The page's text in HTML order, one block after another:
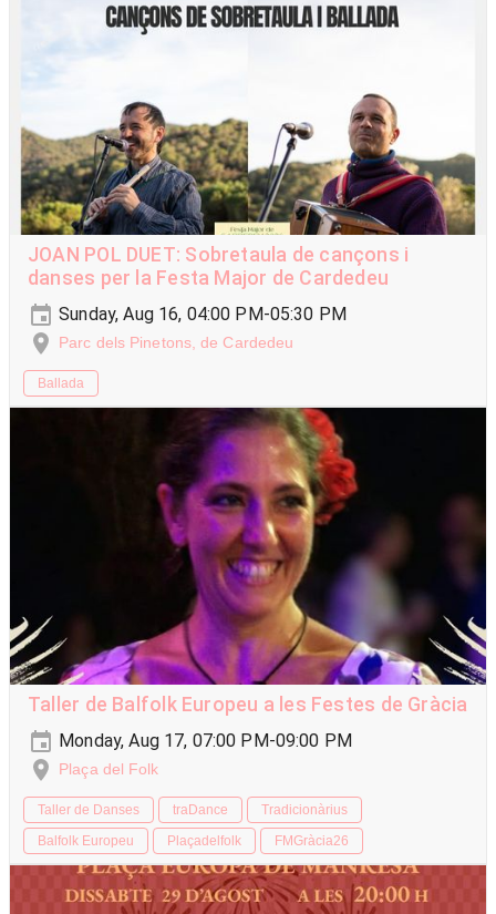
JOAN POL DUET: Sobretaula de cançons i
danses per la Festa Major de Cardedeu
Sunday, Aug 16, 04:00 PM-05:30 PM
Parc dels Pinetons, de Cardedeu
Ballada
Taller de Balfolk Europeu a les Festes de Gràcia
Monday, Aug 17, 07:00 PM-09:00 PM
Plaça del Folk
Taller de Danses traDance
Tradicionàrius
Balfolk Europeu
Plaçadelfolk FMGràcia26